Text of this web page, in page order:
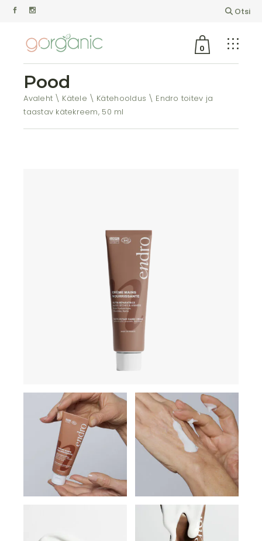
Otsi
0
Pood
Avaleht Kätele Kätehooldus
Endro toitev ja
taastav kätekreem, 50 ml